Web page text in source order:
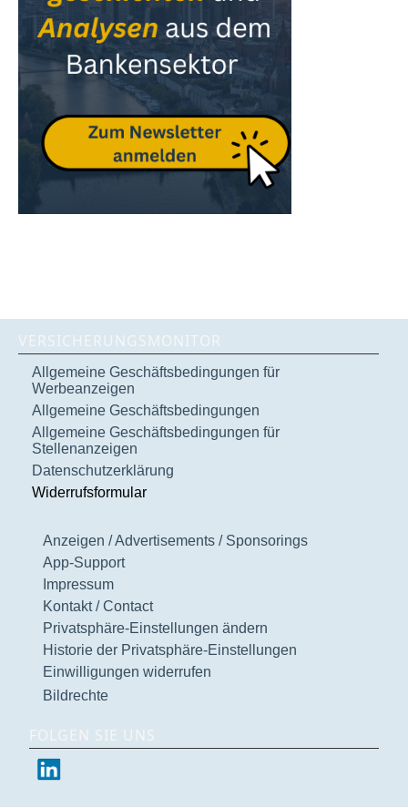
VERSICHERUNGSMONITOR
Allgemeine Geschäftsbedingungen für
Werbeanzeigen
Allgemeine Geschäftsbedingungen
Allgemeine Geschäftsbedingungen für
Stellenanzeigen
Datenschutzerklärung
Widerrufsformular
Anzeigen / Advertisements / Sponsorings
App-Support
Impressum
Kontakt / Contact
Privatsphäre-Einstellungen ändern
Historie der Privatsphäre-Einstellungen
Einwilligungen widerrufen
Bildrechte
FOLGEN SIE UNS